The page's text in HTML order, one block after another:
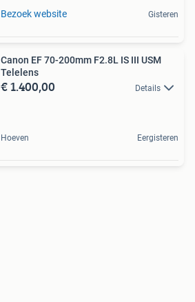
Bezoek website Gisteren
Canon EF 70-200mm F2.8L IS III USM
Telelens
€ 1.400,00 Details
Hoeven Eergisteren